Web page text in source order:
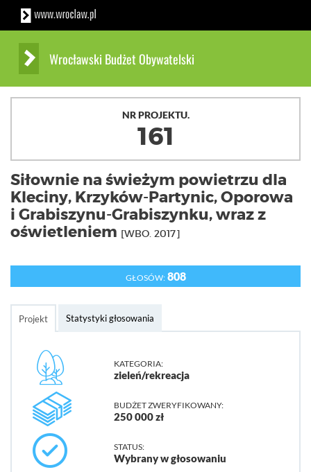
Wrocławski Budżet Obywatelski
NR PROJEKTU.
161
Siłownie na świeżym powietrzu dla
Kleciny, Krzyków-Partynic, Oporowa
i Grabiszynu-Grabiszynku, wraz z
oświetleniem [WBO. 2017]
GŁOSÓW:808
Projekt Statystyki głosowania
KATEGORIA:
zieleń/rekreacja
BUDŻET ZWERYFIKOWANY:
250 000 zł
STATUS:
Wybrany w głosowaniu